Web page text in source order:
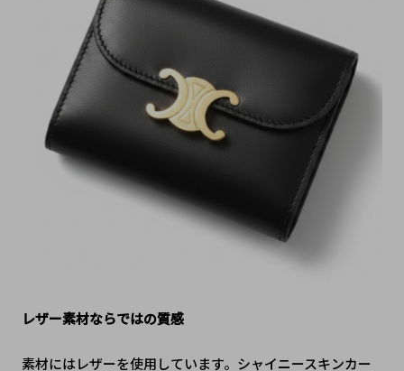
レザー素材ならではの質感
素材にはレザーを使用しています。シャイニースキンカー